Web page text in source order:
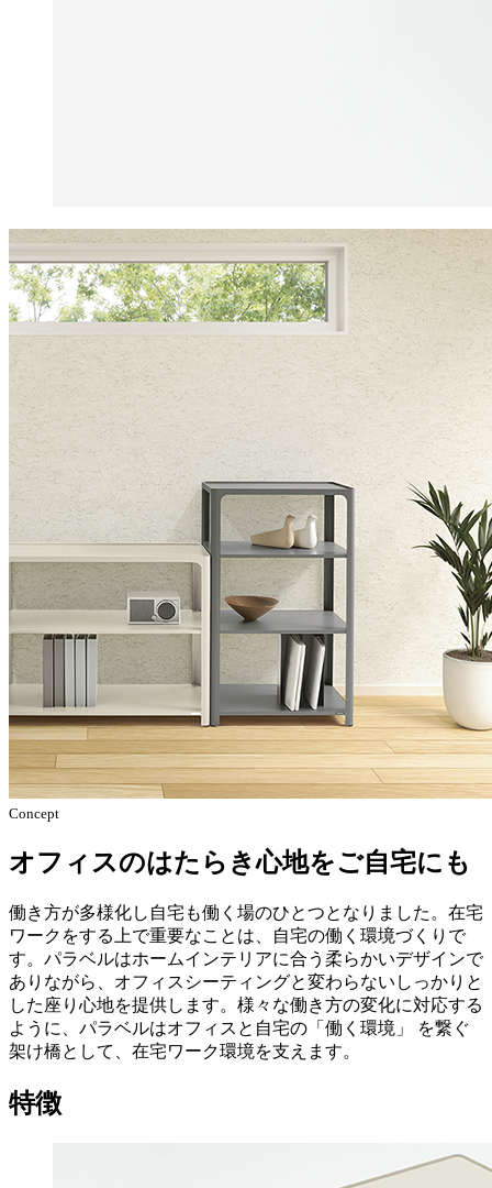
Concept
オフィスのはたらき心地をご自宅にも
働き方が多様化し自宅も働く場のひとつとなりました。在宅
ワークをする上で重要なことは、自宅の働く環境づくりで
す。パラベルはホームインテリアに合う柔らかいデザインで
ありながら、オフィスシーティングと変わらないしっかりと
した座り心地を提供します。様々な働き方の変化に対応する
ように、パラベルはオフィスと自宅の「働く環境」 を繋ぐ
架け橋として、在宅ワーク環境を支えます。
特徴